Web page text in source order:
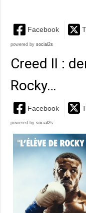
Facebook
powered by social2s
Creed II :
Rocky…
Facebook
powered by social2s